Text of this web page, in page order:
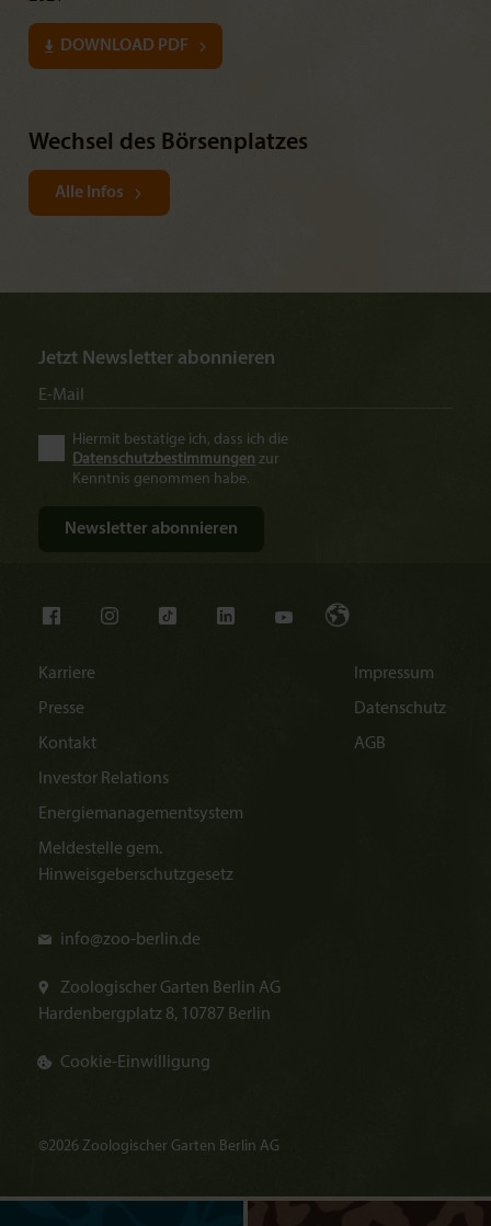
DOWNLOAD PDF
Wechsel des Börsenplatzes
Alle Infos
Karriere
Presse
Kontakt
Investor Relations
Energiemanagementsystem
Meldestelle gem.
Hinweisgeberschutzgesetz
Impressum
Datenschutz
AGB
info@zoo-berlin.de
Zoologischer Garten Berlin AG
Hardenbergplatz 8, 10787 Berlin
Cookie-Einwilligung
Jetzt Newsletter abonnieren
Hiermit bestätige ich, dass ich die
Datenschutzbestimmungen zur
Kenntnis genommen habe.
©2026 Zoologischer Garten Berlin AG